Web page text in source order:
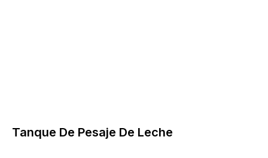
Tanque De Pesaje De Leche